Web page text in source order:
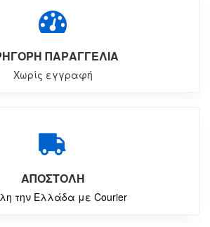
ΠΑΡΑΓΓΕΛΙΑ
Χωρίς εγγραφή
ΑΠΟΣΤΟΛΗ
την Ελλάδα με Courier